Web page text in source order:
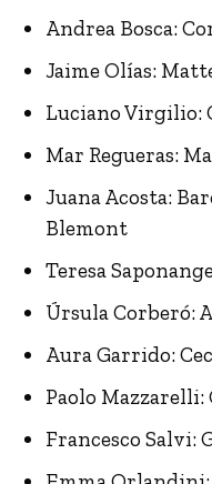
Andrea Bosca:
Jaime Olías:
Luciano Virgilio:
Mar Regueras:
Juana Acosta:
Blemont
Teresa
Úrsula Corberó:
Aura Garrido:
Paolo Mazzarelli:
Francesco Salvi: